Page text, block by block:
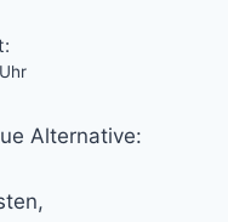
Alternative: